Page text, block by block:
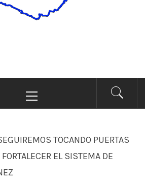
NOTICIAS
Noticias
principal
TOCANDO PUERTAS
EL SISTEMA DE